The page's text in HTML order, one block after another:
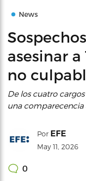
News
asesinar
no
De los cuatro
una
Por EFE
May 11, 2026
0